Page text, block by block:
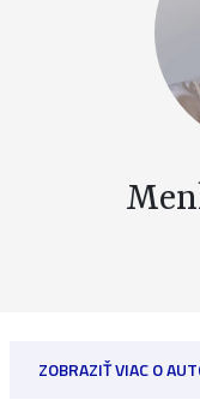
ZOBRAZIŤ VIAC O